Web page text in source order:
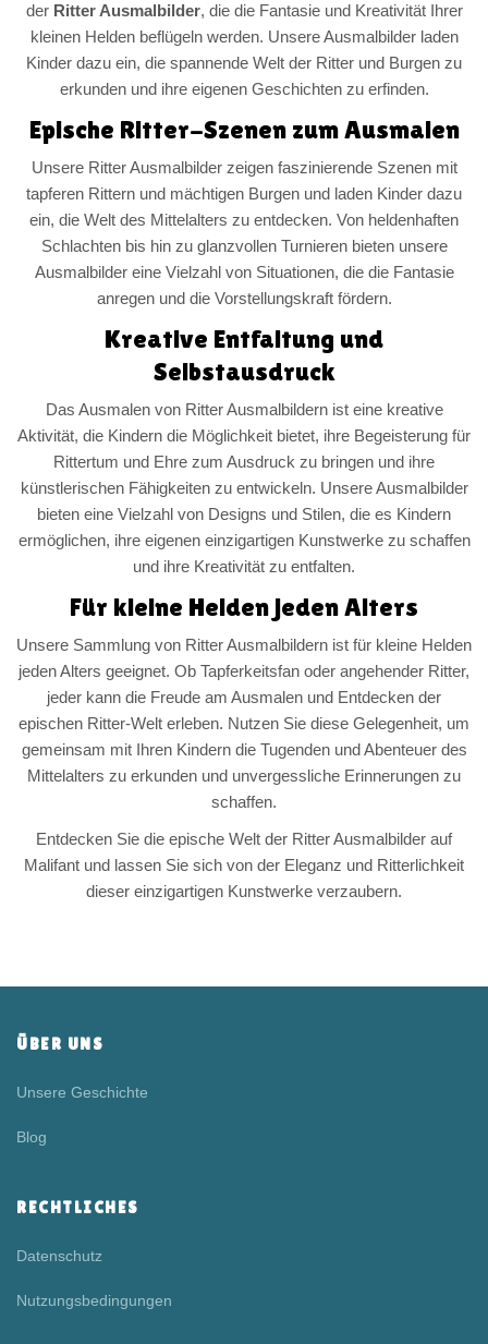
der Ritter Ausmalbilder, die die Fantasie und Kreativität Ihrer
kleinen Helden beflügeln werden. Unsere Ausmalbilder laden
Kinder dazu ein, die spannende Welt der Ritter und Burgen zu
erkunden und ihre eigenen Geschichten zu erfinden.
Epische Ritter-Szenen zum Ausmalen
Unsere Ritter Ausmalbilder zeigen faszinierende Szenen mit
tapferen Rittern und mächtigen Burgen und laden Kinder dazu
ein, die Welt des Mittelalters zu entdecken. Von heldenhaften
Schlachten bis hin zu glanzvollen Turnieren bieten unsere
Ausmalbilder eine Vielzahl von Situationen, die die Fantasie
anregen und die Vorstellungskraft fördern.
Kreative Entfaltung und
Selbstausdruck
Das Ausmalen von Ritter Ausmalbildern ist eine kreative
Aktivität, die Kindern die Möglichkeit bietet, ihre Begeisterung für
Rittertum und Ehre zum Ausdruck zu bringen und ihre
künstlerischen Fähigkeiten zu entwickeln. Unsere Ausmalbilder
bieten eine Vielzahl von Designs und Stilen, die es Kindern
ermöglichen, ihre eigenen einzigartigen Kunstwerke zu schaffen
und ihre Kreativität zu entfalten.
Für kleine Helden jeden Alters
Unsere Sammlung von Ritter Ausmalbildern ist für kleine Helden
jeden Alters geeignet. Ob Tapferkeitsfan oder angehender Ritter,
jeder kann die Freude am Ausmalen und Entdecken der
epischen Ritter-Welt erleben. Nutzen Sie diese Gelegenheit, um
gemeinsam mit Ihren Kindern die Tugenden und Abenteuer des
Mittelalters zu erkunden und unvergessliche Erinnerungen zu
schaffen.
Entdecken Sie die epische Welt der Ritter Ausmalbilder auf
Malifant und lassen Sie sich von der Eleganz und Ritterlichkeit
dieser einzigartigen Kunstwerke verzaubern.
ÜBER UNS
Unsere Geschichte
Blog
RECHTLICHES
Datenschutz
Nutzungsbedingungen